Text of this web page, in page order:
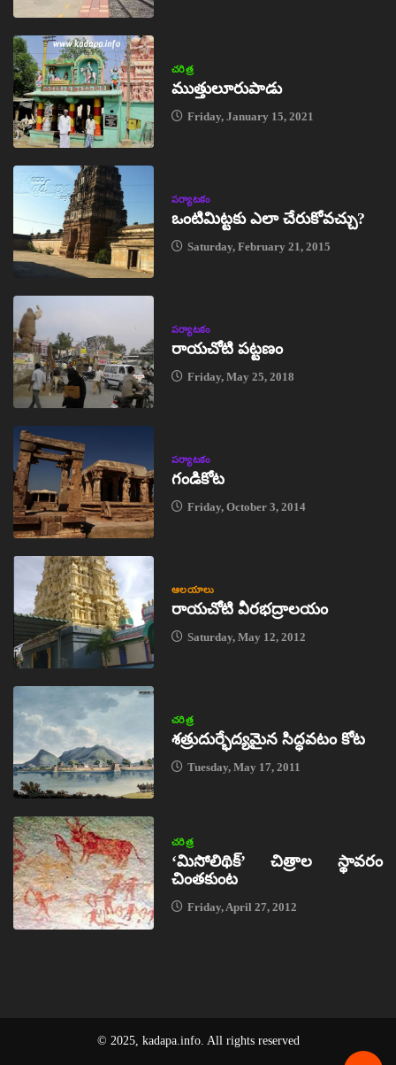
చరిత్ర
ముత్తులూరుపాడు
Friday, January 15, 2021
పర్యాటకం
ఒంటిమిట్టకు ఎలా చేరుకోవచ్చు?
Saturday, February 21, 2015
పర్యాటకం
రాయచోటి పట్టణం
Friday, May 25, 2018
పర్యాటకం
గండికోట
Friday, October 3, 2014
ఆలయాలు
రాయచోటి వీరభద్రాలయం
Saturday, May 12, 2012
చరిత్ర
శత్రుదుర్భేద్యమైన సిద్ధవటం కోట
Tuesday, May 17, 2011
చరిత్ర
‘మిసోలిథిక్‌’ చిత్రాల స్థావరం
చింతకుంట
Friday, April 27, 2012
© 2025, kadapa.info. All rights reserved